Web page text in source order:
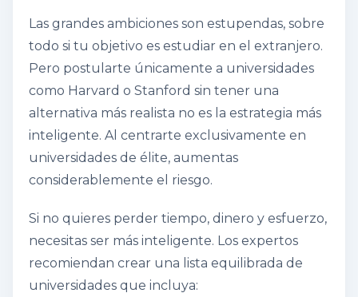
Las grandes ambiciones son estupendas, sobre
todo si tu objetivo es estudiar en el extranjero.
Pero postularte únicamente a universidades
como Harvard o Stanford sin tener una
alternativa más realista no es la estrategia más
inteligente. Al centrarte exclusivamente en
universidades de élite, aumentas
considerablemente el riesgo.
Si no quieres perder tiempo, dinero y esfuerzo,
necesitas ser más inteligente. Los expertos
recomiendan crear una lista equilibrada de
universidades que incluya: